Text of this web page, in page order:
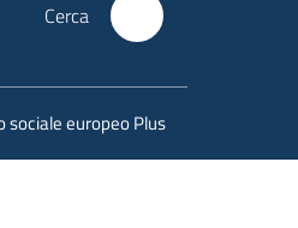
Cerca
sociale europeo Plus